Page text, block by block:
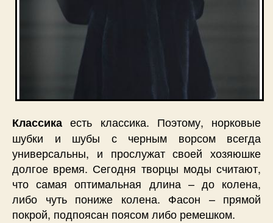
Классика есть классика. Поэтому, норковые
шубки и шубы с черным ворсом всегда
универсальны, и прослужат своей хозяюшке
долгое время. Сегодня творцы моды считают,
что самая оптимальная длина – до колена,
либо чуть пониже колена. Фасон – прямой
покрой, подпоясан поясом либо ремешком.